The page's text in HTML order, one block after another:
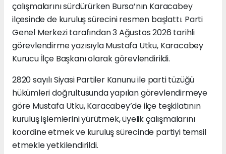
çalışmalarını sürdürürken Bursa’nın Karacabey
ilçesinde de kuruluş sürecini resmen başlattı. Parti
Genel Merkezi tarafından 3 Ağustos 2026 tarihli
görevlendirme yazısıyla Mustafa Utku, Karacabey
Kurucu İlçe Başkanı olarak görevlendirildi.
2820 sayılı Siyasi Partiler Kanunu ile parti tüzüğü
hükümleri doğrultusunda yapılan görevlendirmeye
göre Mustafa Utku, Karacabey’de ilçe teşkilatının
kuruluş işlemlerini yürütmek, üyelik çalışmalarını
koordine etmek ve kuruluş sürecinde partiyi temsil
etmekle yetkilendirildi.